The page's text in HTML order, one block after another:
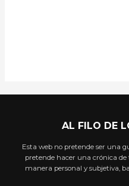
AL FILO DE
Esta web no pretende ser una
pretende hacer una crónica de
manera personal y subjetiva,